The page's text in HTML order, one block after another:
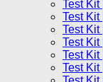
Test
Test
Test Kit
Test Kit
Test Kit
Test Kit